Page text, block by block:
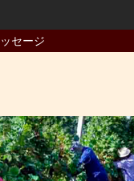
セージ